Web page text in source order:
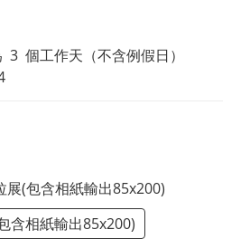
個工作天（不含例假日）
展(包含相紙輸出85x200)
含相紙輸出85x200)